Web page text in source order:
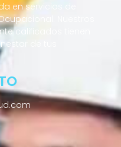
en servicios de
Nuestros
calificados tienen
de tus